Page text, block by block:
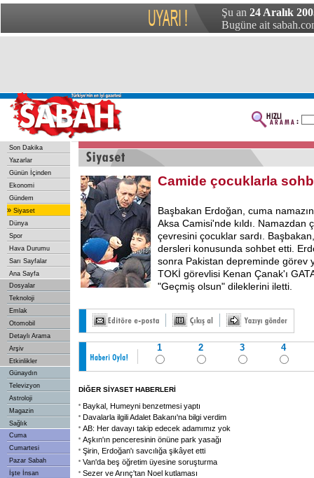
Şu an 24 Aralık
Bugüne ait
Son Dakika
Yazarlar
Günün İçinden
Ekonomi
Gündem
» Siyaset
Dünya
Spor
Hava Durumu
Sarı Sayfalar
Ana Sayfa
Dosyalar
Teknoloji
Emlak
Otomobil
Detaylı Arama
Arşiv
Etkinlikler
Günaydın
Televizyon
Astroloji
Magazin
Sağlık
Cuma
Cumartesi
Pazar Sabah
İşte İnsan
Camide çocuklarla
Başbakan Erdoğan, cuma
Aksa Camisi'nde kıldı. Namazdan
çevresini çocuklar sardı.
dersleri konusunda sohbet etti.
sonra Pakistan depreminde görev
TOKİ görevlisi Kenan Çanak'ı
"Geçmiş olsun" dileklerini iletti.
1 2 3 4
DİĞER SİYASET HABERLERİ
Baykal, Humeyni benzetmesi yaptı
Davalarla ilgili Adalet Bakanı'na bilgi verdim
AB: Her davayı takip edecek adamımız yok
Aşkın'ın penceresinin önüne park yasağı
Şirin, Erdoğan'ı savcılığa şikâyet etti
Van'da beş öğretim üyesine soruşturma
Sezer ve Arınç'tan Noel kutlaması